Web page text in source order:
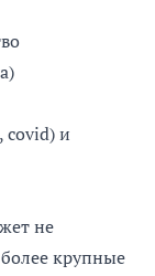
covid) и
не
крупные